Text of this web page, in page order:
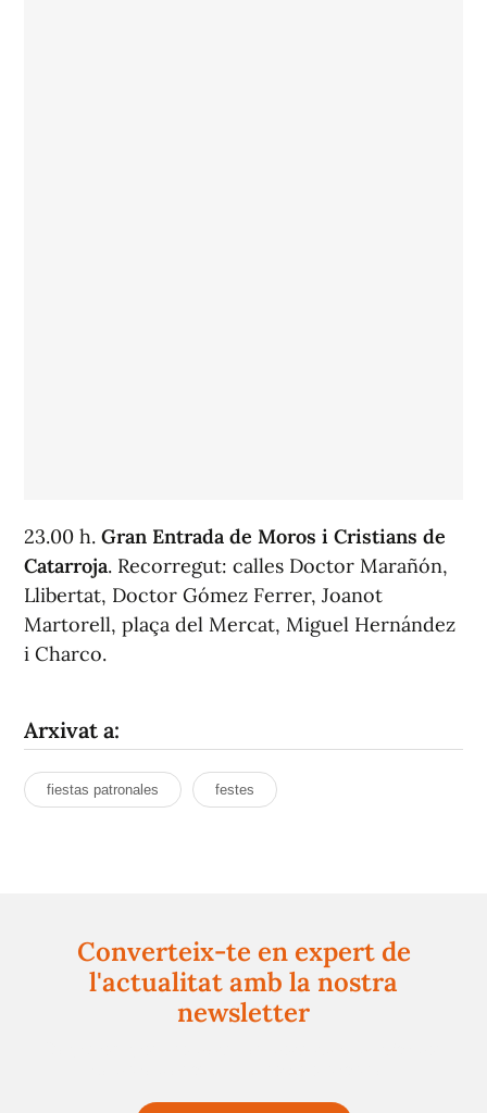
23.00 h. Gran Entrada de Moros i Cristians de
Catarroja. Recorregut: calles Doctor Marañón,
Llibertat, Doctor Gómez Ferrer, Joanot
Martorell, plaça del Mercat, Miguel Hernández
i Charco.
Arxivat a:
fiestas patronales festes
Converteix-te en expert de
l'actualitat amb la nostra
newsletter